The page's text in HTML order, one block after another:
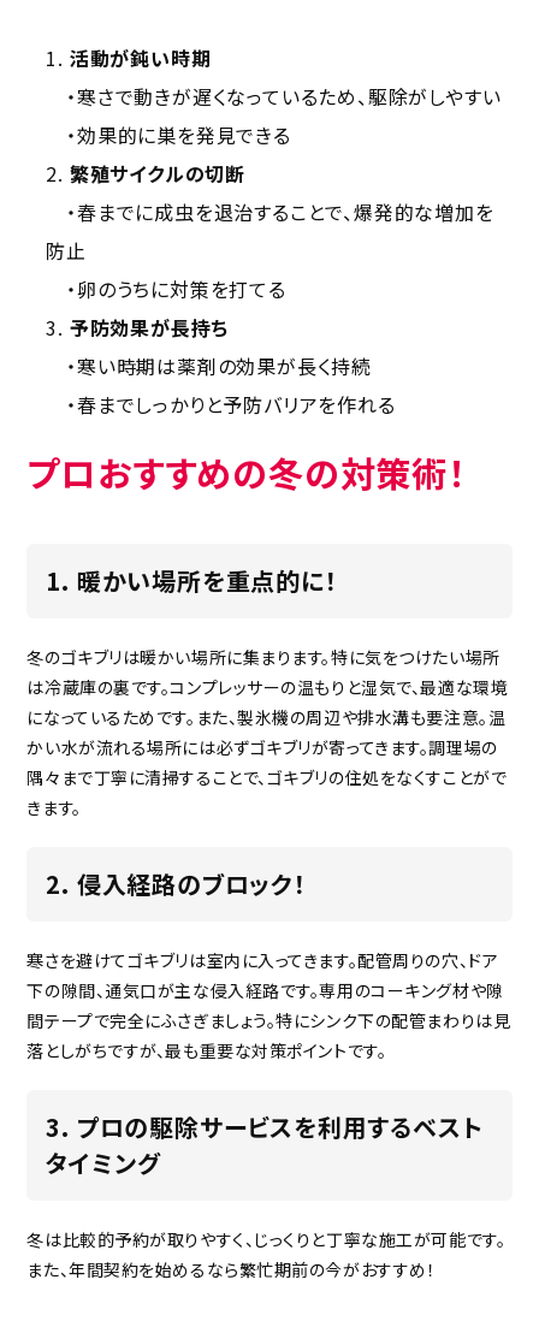
活動が鈍い時期
・寒さで動きが遅くなっているため、駆除がしやすい
・効果的に巣を発見できる
繁殖サイクルの切断
・春までに成虫を退治することで、爆発的な増加を
防止
・卵のうちに対策を打てる
予防効果が長持ち
・寒い時期は薬剤の効果が長く持続
・春までしっかりと予防バリアを作れる
プロおすすめの冬の対策術！
1. 暖かい場所を重点的に！
冬のゴキブリは暖かい場所に集まります。特に気をつけたい場所
は冷蔵庫の裏です。コンプレッサーの温もりと湿気で、最適な環境
になっているためです。また、製氷機の周辺や排水溝も要注意。温
かい水が流れる場所には必ずゴキブリが寄ってきます。調理場の
隅々まで丁寧に清掃することで、ゴキブリの住処をなくすことがで
きます。
2. 侵入経路のブロック！
寒さを避けてゴキブリは室内に入ってきます。配管周りの穴、ドア
下の隙間、通気口が主な侵入経路です。専用のコーキング材や隙
間テープで完全にふさぎましょう。特にシンク下の配管まわりは見
落としがちですが、最も重要な対策ポイントです。
3. プロの駆除サービスを利用するベスト
タイミング
冬は比較的予約が取りやすく、じっくりと丁寧な施工が可能です。
また、年間契約を始めるなら繁忙期前の今がおすすめ！